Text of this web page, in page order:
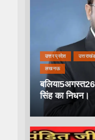
उत्तर प्रदेश
लखनऊ
सिंह का निधन।